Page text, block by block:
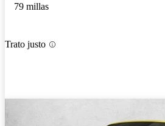
79 millas
Trato justo